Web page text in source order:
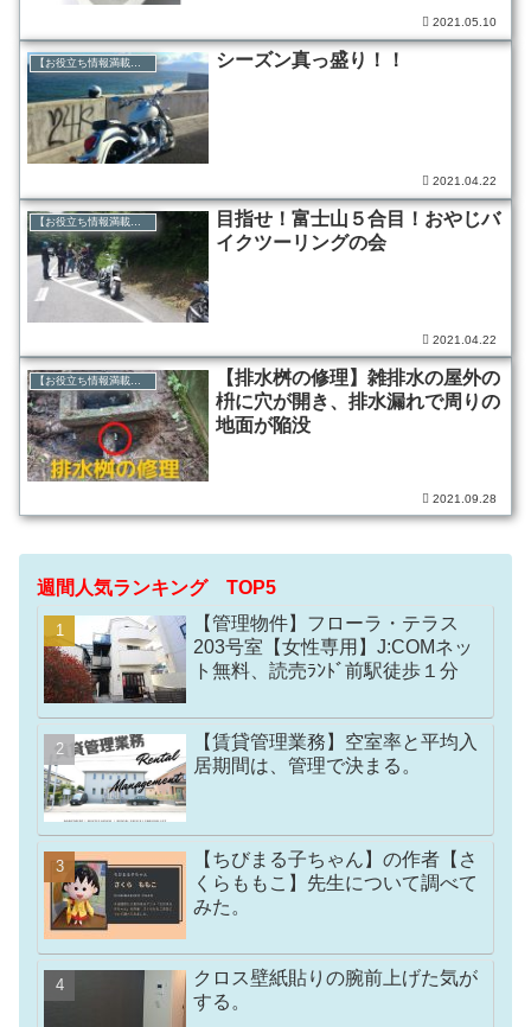
2021.05.10
【お役立ち情報満載】ブログ シーズン真っ盛り！！
2021.04.22
目指せ！富士山５合目！おやじバ
イクツーリングの会
2021.04.22
【排水桝の修理】雑排水の屋外の
枡に穴が開き、排水漏れで周りの
地面が陥没
2021.09.28
週間人気ランキング TOP5
【管理物件】フローラ・テラス
203号室【女性専用】J:COMネッ
ト無料、読売ﾗﾝﾄﾞ前駅徒歩１分
【賃貸管理業務】空室率と平均入
居期間は、管理で決まる。
【ちびまる子ちゃん】の作者【さ
くらももこ】先生について調べて
みた。
クロス壁紙貼りの腕前上げた気が
する。